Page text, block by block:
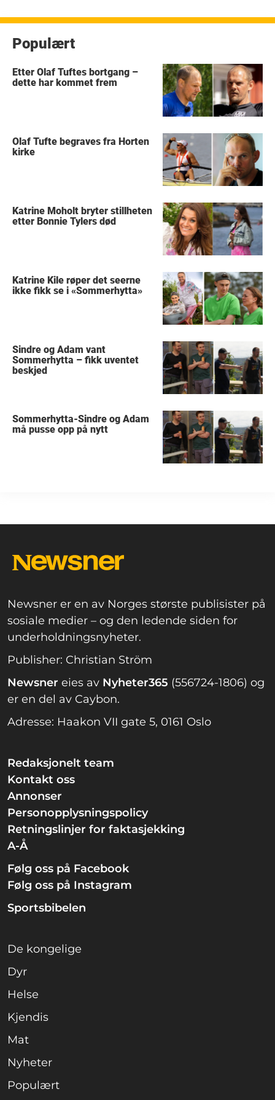
Populært
Etter Olaf Tuftes bortgang –
dette har kommet frem
Olaf Tufte begraves fra Horten
kirke
Katrine Moholt bryter stillheten
etter Bonnie Tylers død
Katrine Kile røper det seerne
ikke fikk se i «Sommerhytta»
Sindre og Adam vant
Sommerhytta – fikk uventet
beskjed
Sommerhytta-Sindre og Adam
må pusse opp på nytt
Newsner er en av Norges største publisister på
sosiale medier – og den ledende siden for
underholdningsnyheter.
Publisher: Christian Ström
Newsner eies av Nyheter365 (556724-1806) og
er en del av Caybon.
Adresse: Haakon VII gate 5, 0161 Oslo
Redaksjonelt team
Kontakt oss
Annonser
Personopplysningspolicy
Retningslinjer for faktasjekking
A-Å
Følg oss på Facebook
Følg oss på Instagram
Sportsbibelen
De kongelige
Dyr
Helse
Kjendis
Mat
Nyheter
Populært